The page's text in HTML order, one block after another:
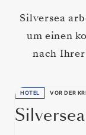
Silversea
um einen
nach
HOTEL VOR DER